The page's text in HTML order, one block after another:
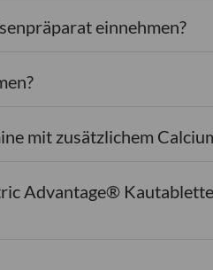
einnehmen?
mit zusätzlichem
Advantage®